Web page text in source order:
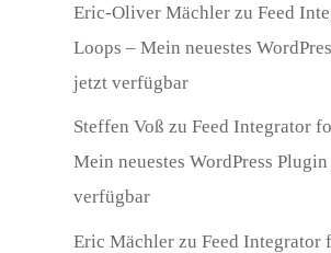
Eric-Oliver Mächler zuFeed
Loops – Mein neuestes
jetzt verfügbar
Steffen Voß zuFeed Integrator
Mein neuestes WordPress
verfügbar
Eric Mächler zuFeed Integrator